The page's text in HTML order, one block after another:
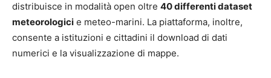
distribuisce in modalità open oltre 40 differenti dataset
meteorologici e meteo-marini. La piattaforma, inoltre,
consente a istituzioni e cittadini il download di dati
numerici e la visualizzazione di mappe.